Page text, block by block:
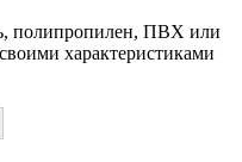
полипропилен, ПВХ или
характеристиками